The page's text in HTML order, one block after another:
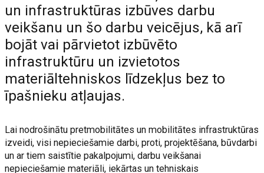
un infrastruktūras izbūves darbu
veikšanu un šo darbu veicējus, kā arī
bojāt vai pārvietot izbūvēto
infrastruktūru un izvietotos
materiāltehniskos līdzekļus bez to
īpašnieku atļaujas.
Lai nodrošinātu pretmobilitātes un mobilitātes infrastruktūras
izveidi, visi nepieciešamie darbi, proti, projektēšana, būvdarbi
un ar tiem saistītie pakalpojumi, darbu veikšanai
nepieciešamie materiāli, iekārtas un tehniskais